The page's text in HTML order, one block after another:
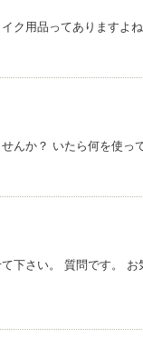
ク用品ってありますよ
んか？ いたら何を使っ
下さい。 質問です。